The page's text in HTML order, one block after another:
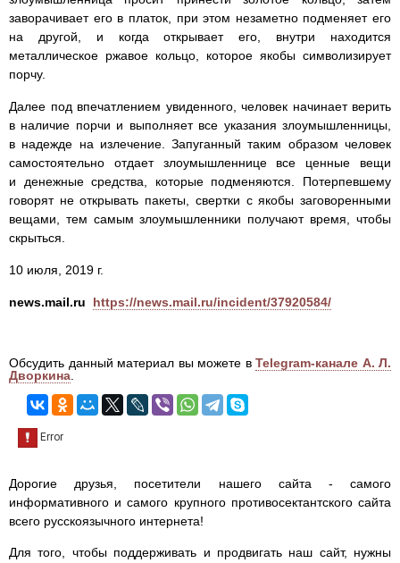
заворачивает его в платок, при этом незаметно подменяет его
на другой, и когда открывает его, внутри находится
металлическое ржавое кольцо, которое якобы символизирует
порчу.
Далее под впечатлением увиденного, человек начинает верить
в наличие порчи и выполняет все указания злоумышленницы,
в надежде на излечение. Запуганный таким образом человек
самостоятельно отдает злоумышленнице все ценные вещи
и денежные средства, которые подменяются. Потерпевшему
говорят не открывать пакеты, свертки с якобы заговоренными
вещами, тем самым злоумышленники получают время, чтобы
скрыться.
10 июля, 2019 г.
news.mail.ru https://news.mail.ru/incident/37920584/
Обсудить данный материал вы можете в Telegram-канале А. Л.
Дворкина
Дорогие друзья, посетители нашего сайта - самого
информативного и самого крупного противосектантского сайта
всего русскоязычного интернета!
Для того, чтобы поддерживать и продвигать наш сайт, нужны